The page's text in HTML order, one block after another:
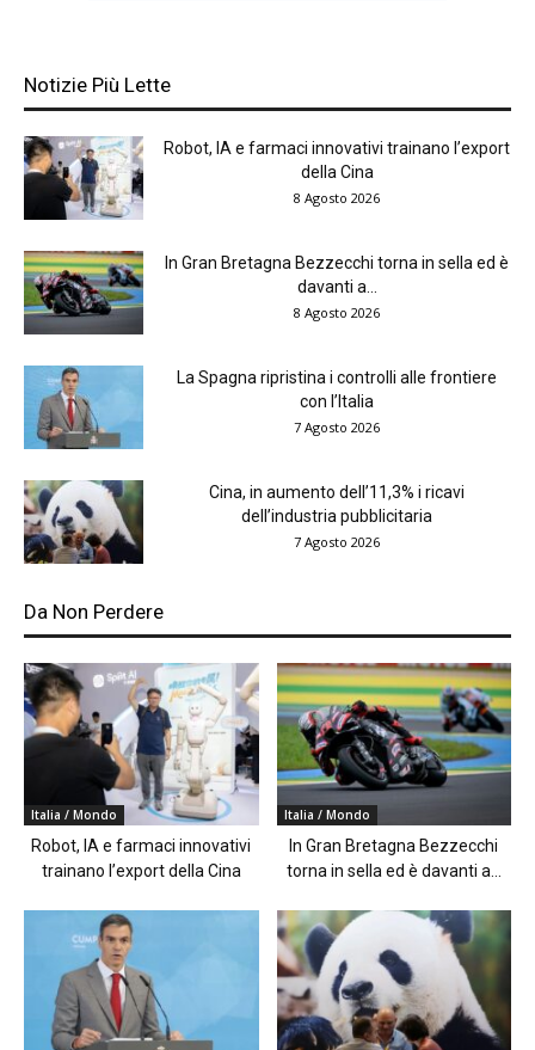
Notizie Più Lette
Robot, IA e farmaci innovativi trainano l’export
della Cina
8 Agosto 2026
In Gran Bretagna Bezzecchi torna in sella ed è
davanti a...
8 Agosto 2026
La Spagna ripristina i controlli alle frontiere
con l’Italia
7 Agosto 2026
Cina, in aumento dell’11,3% i ricavi
dell’industria pubblicitaria
7 Agosto 2026
Da Non Perdere
Italia / Mondo
Robot, IA e farmaci innovativi
trainano l’export della Cina
Italia / Mondo
In Gran Bretagna Bezzecchi
torna in sella ed è davanti a...